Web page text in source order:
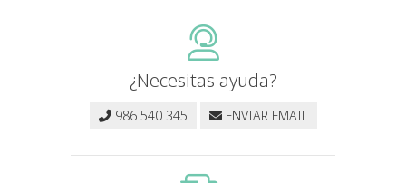
¿Necesitas ayuda?
986 540 345 ENVIAR EMAIL